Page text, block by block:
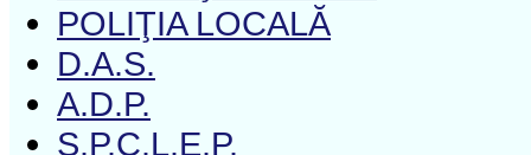
POLIŢIA LOCALĂ
D.A.S.
A.D.P.
S.P.C.L.E.P.